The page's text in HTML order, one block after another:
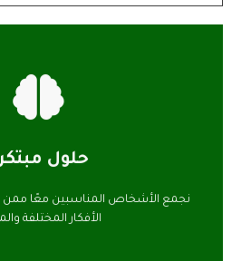
حلول
نجمع الأشخاص المناسبين معًا ممن
الأفكار المختلفة
اتصل بنا